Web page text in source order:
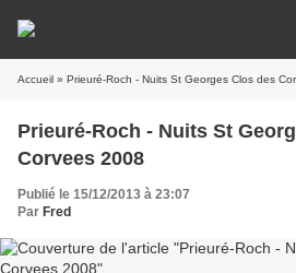
Accueil » Prieuré-Roch - Nuits St Georges Clos des
Prieuré-Roch - Nuits St
Corvees 2008
Publié le 15/12/2013 à 23:07
Par Fred